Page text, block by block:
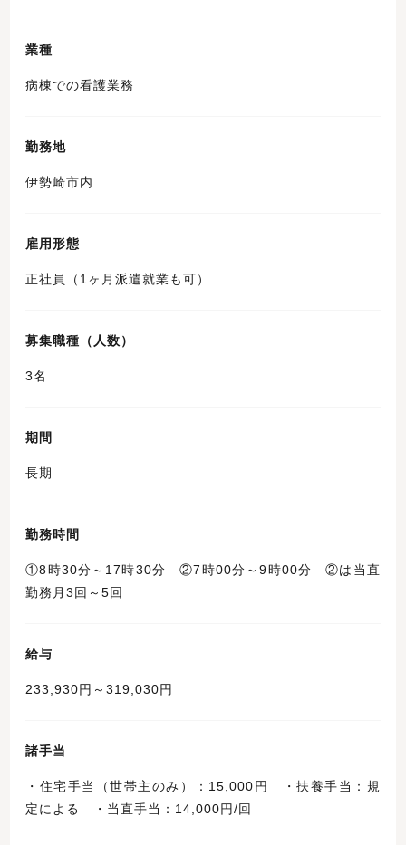
業種
病棟での看護業務
勤務地
伊勢崎市内
雇用形態
正社員（1ヶ月派遣就業も可）
募集職種（人数）
3名
期間
長期
勤務時間
①8時30分～17時30分 ②7時00分～9時00分 ②は当直
勤務月3回～5回
給与
233,930円～319,030円
諸手当
・住宅手当（世帯主のみ）：15,000円 ・扶養手当：規
定による ・当直手当：14,000円/回